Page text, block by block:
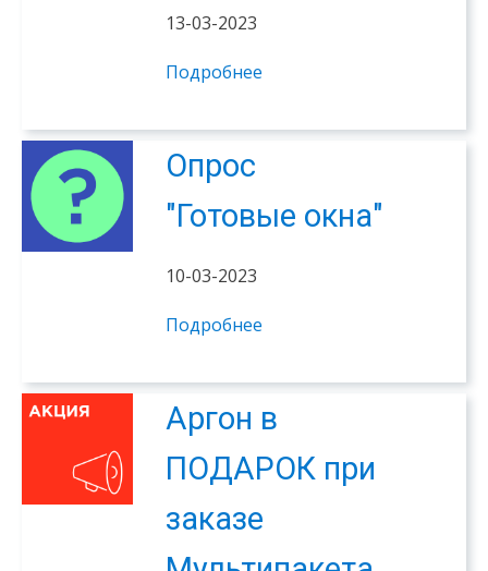
13-03-2023
Подробнее
Опрос
"Готовые окна"
10-03-2023
Подробнее
Аргон в
ПОДАРОК при
заказе